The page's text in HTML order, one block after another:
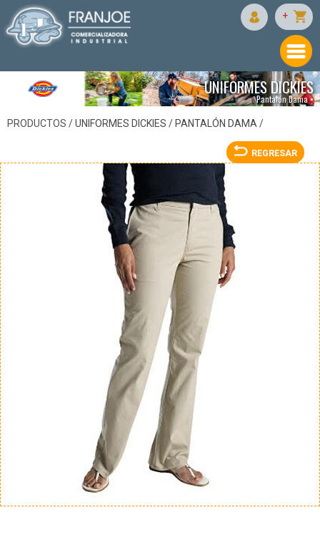
+
UNIFORMES DICKIES
Pantalón Dama •
PRODUCTOS /UNIFORMES DICKIES / PANTALÓN DAMA /
REGRESAR